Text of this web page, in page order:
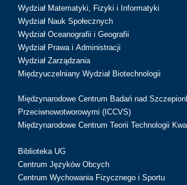
Wydział Matematyki, Fizyki i Informatyki
Wydział Nauk Społecznych
Wydział Oceanografii i Geografii
Wydział Prawa i Administracji
Wydział Zarządzania
Międzyuczelniany Wydział Biotechnologii
Międzynarodowe Centrum Badań nad
Przeciwnowotworowymi (ICCVS)
Międzynarodowe Centrum Teorii Technologii
Biblioteka UG
Centrum Języków Obcych
Centrum Wychowania Fizycznego i Sportu